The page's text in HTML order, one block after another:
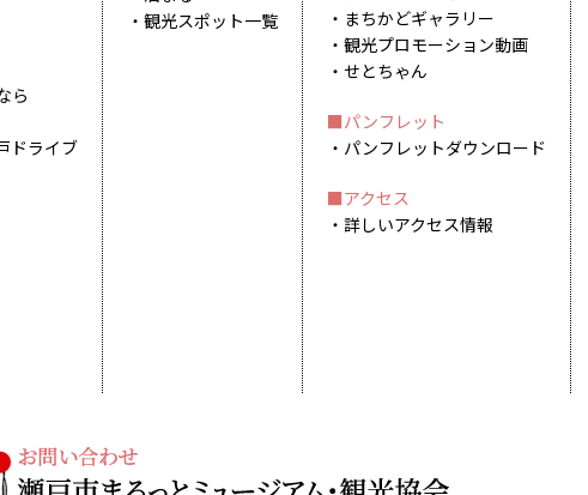
ら
ドライブ
観光スポット一覧
まちかどギャラリー
観光プロモーション動画
せとちゃん
パンフレット
パンフレットダウンロード
アクセス
詳しいアクセス情報